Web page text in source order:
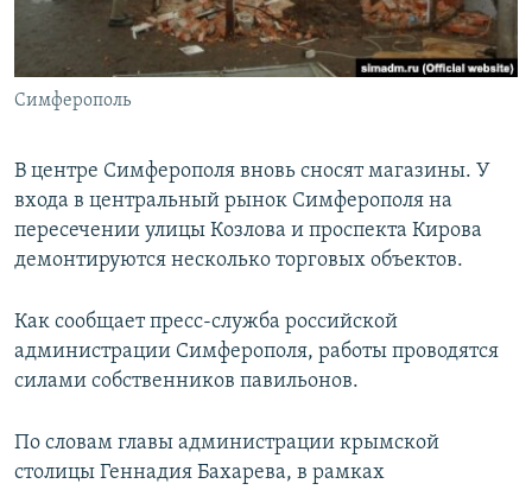
ПОБЕДИТЕЛЕЙ НЕ СУДЯТ?
КРЫМ.НЕПОКОРЕННЫЙ
ELIFBE
ПРИСОЕДИНЯЙТЕСЬ!
Все сайты RFE/RL
Симферополь
В центре Симферополя вновь сносят магазины. У
входа в центральный рынок Симферополя на
пересечении улицы Козлова и проспекта Кирова
демонтируются несколько торговых объектов.
Как сообщает пресс-служба российской
администрации Симферополя, работы проводятся
силами собственников павильонов.
По словам главы администрации крымской
столицы Геннадия Бахарева, в рамках